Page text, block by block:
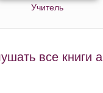
Учитель
все книги